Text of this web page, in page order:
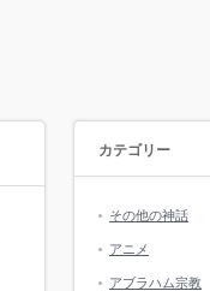
カテゴリー
その他の神話
アニメ
アブラハム宗教